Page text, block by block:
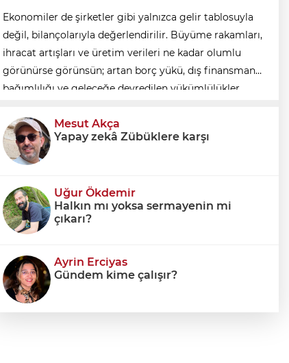
Ekonomiler de şirketler gibi yalnızca gelir tablosuyla
değil, bilançolarıyla değerlendirilir. Büyüme rakamları,
ihracat artışları ve üretim verileri ne kadar olumlu
görünürse görünsün; artan borç yükü, dış finansman
bağımlılığı ve geleceğe devredilen yükümlülükler
Mesut Akça
Yapay zekâ Zübüklere karşı
Uğur Ökdemir
Halkın mı yoksa sermayenin mi
çıkarı?
Ayrin Erciyas
Gündem kime çalışır?